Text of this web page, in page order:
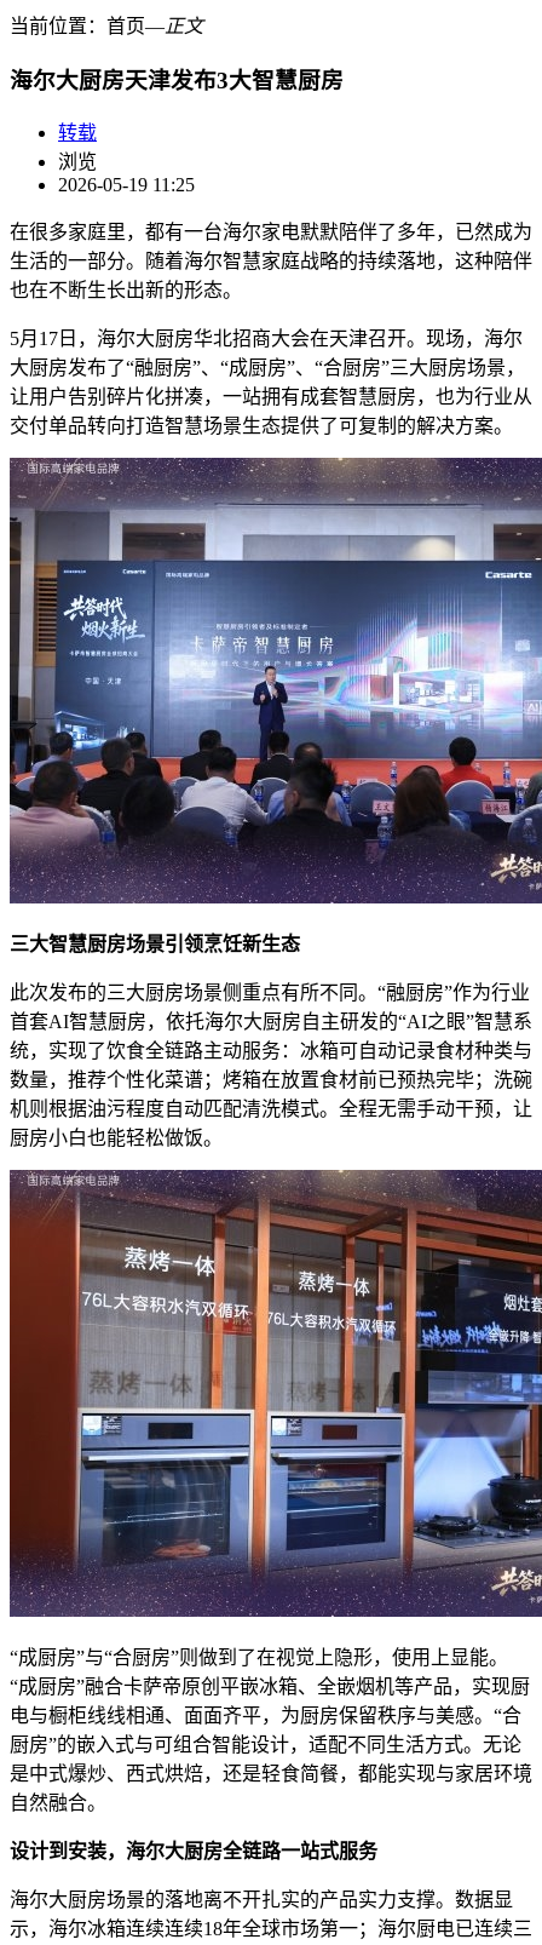
当前位置： 首页―正文
海尔大厨房天津发布3大智慧厨房
转载
浏览
2026-05-19 11:25
在很多家庭里，都有一台海尔家电默默陪伴了多年，已然成为
生活的一部分。随着海尔智慧家庭战略的持续落地，这种陪伴
也在不断生长出新的形态。
5月17日，海尔大厨房华北招商大会在天津召开。现场，海尔
大厨房发布了“融厨房”、“成厨房”、“合厨房”三大厨房场景，
让用户告别碎片化拼凑，一站拥有成套智慧厨房，也为行业从
交付单品转向打造智慧场景生态提供了可复制的解决方案。
三大智慧厨房场景引领烹饪新生态
此次发布的三大厨房场景侧重点有所不同。“融厨房”作为行业
首套AI智慧厨房，依托海尔大厨房自主研发的“AI之眼”智慧系
统，实现了饮食全链路主动服务：冰箱可自动记录食材种类与
数量，推荐个性化菜谱；烤箱在放置食材前已预热完毕；洗碗
机则根据油污程度自动匹配清洗模式。全程无需手动干预，让
厨房小白也能轻松做饭。
“成厨房”与“合厨房”则做到了在视觉上隐形，使用上显能。
“成厨房”融合卡萨帝原创平嵌冰箱、全嵌烟机等产品，实现厨
电与橱柜线线相通、面面齐平，为厨房保留秩序与美感。“合
厨房”的嵌入式与可组合智能设计，适配不同生活方式。无论
是中式爆炒、西式烘焙，还是轻食简餐，都能实现与家居环境
自然融合。
设计到安装，海尔大厨房全链路一站式服务
海尔大厨房场景的落地离不开扎实的产品实力支撑。数据显
示，海尔冰箱连续连续18年全球市场第一；海尔厨电已连续三